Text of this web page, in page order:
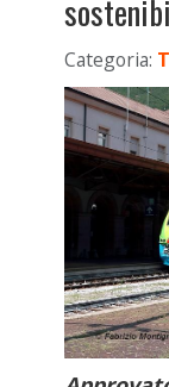
Categoria: